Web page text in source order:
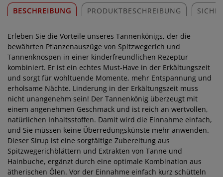
BESCHREIBUNG PRODUKTBESCHREIBUNG
Erleben Sie die Vorteile unseres Tannenkönigs, der die
bewährten Pflanzenauszüge von Spitzwegerich und
Tannenknospen in einer kinderfreundlichen Rezeptur
kombiniert. Er ist ein echtes Must-Have in der Erkältungszeit
und sorgt für wohltuende Momente, mehr Entspannung und
erholsame Nächte. Linderung in der Erkältungszeit muss
nicht unangenehm sein! Der Tannenkönig überzeugt mit
einem angenehmen Geschmack und ist reich an wertvollen,
natürlichen Inhaltsstoffen. Damit wird die Einnahme einfach,
und Sie müssen keine Überredungskünste mehr anwenden.
Dieser Sirup ist eine sorgfältige Zubereitung aus
Spitzwegerichblättern und Extrakten von Tanne und
Hainbuche, ergänzt durch eine optimale Kombination aus
ätherischen Ölen. Vor der Einnahme einfach kurz schütteln